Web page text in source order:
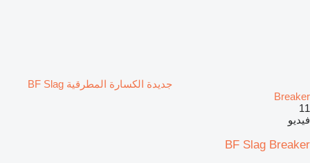
جديدة الكسارة المطرقية BF Slag
Breaker
11
فيديو
BF Slag Breaker